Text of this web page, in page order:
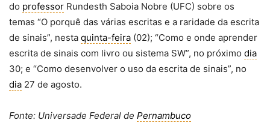
do professor Rundesth Saboia Nobre (UFC) sobre os
temas “O porquê das várias escritas e a raridade da escrita
de sinais”, nesta quinta-feira (02); “Como e onde aprender
escrita de sinais com livro ou sistema SW”, no próximo dia
30; e “Como desenvolver o uso da escrita de sinais”, no
dia 27 de agosto.
Fonte: Universade Federal de Pernambuco